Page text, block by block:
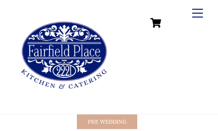
content
PRE WEDDING